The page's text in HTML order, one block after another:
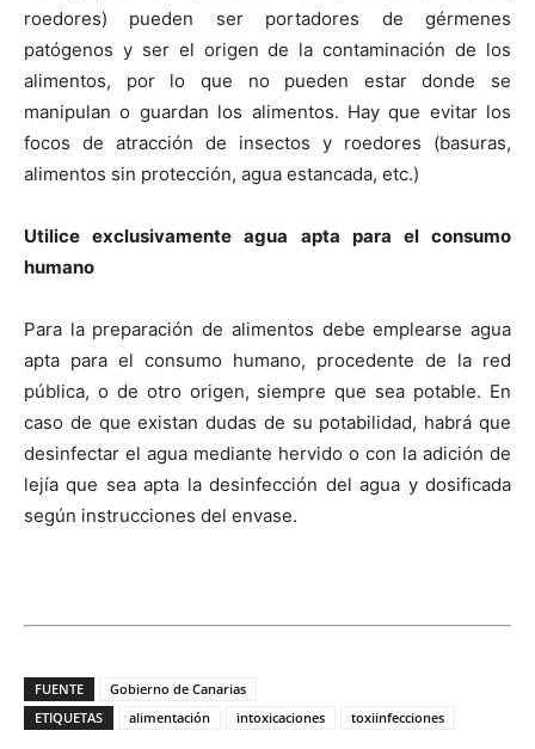
roedores) pueden ser portadores de gérmenes
patógenos y ser el origen de la contaminación de los
alimentos, por lo que no pueden estar donde se
manipulan o guardan los alimentos. Hay que evitar los
focos de atracción de insectos y roedores (basuras,
alimentos sin protección, agua estancada, etc.)
Utilice exclusivamente agua apta para el consumo
humano
Para la preparación de alimentos debe emplearse agua
apta para el consumo humano, procedente de la red
pública, o de otro origen, siempre que sea potable. En
caso de que existan dudas de su potabilidad, habrá que
desinfectar el agua mediante hervido o con la adición de
lejía que sea apta la desinfección del agua y dosificada
según instrucciones del envase.
FUENTE
Gobierno de Canarias
ETIQUETAS
alimentación intoxicaciones toxiinfecciones